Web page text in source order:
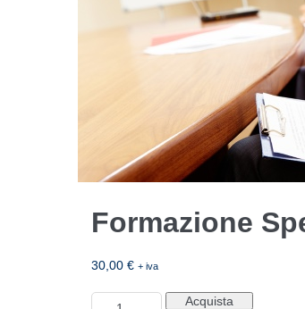
Formazione
30,00 € + iva
Acquista